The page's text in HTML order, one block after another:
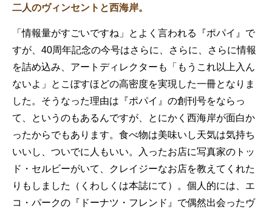
二人のヴィンセントと西海岸。
「情報量がすごいですね」とよく言われる『ポパイ』で
すが、40周年記念の今号はさらに、さらに、さらに情報
を詰め込み、アートディレクターも「もうこれ以上入ん
ないよ」とこぼすほどの高密度を実現した一冊となりま
した。そうなった理由は『ポパイ』の創刊号をならっ
て、というのもあるんですが、とにかく西海岸が面白か
ったからでもあります。食べ物は美味いし天気は気持ち
いいし、ついでに人もいい。入ったお店に写真家のトッ
ド・セルビーがいて、クレイジーなお店を教えてくれた
りもしました（くわしくは本誌にて）。個人的には、エ
コ・パークの『ドーナツ・フレンド』で偶然出会ったヴ